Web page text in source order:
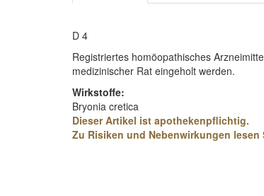
D 4
Registriertes homöopathisches
medizinischer Rat eingeholt werden.
Wirkstoffe:
Bryonia cretica
Dieser Artikel ist apothekenpflichtig.
Zu Risiken und Nebenwirkungen